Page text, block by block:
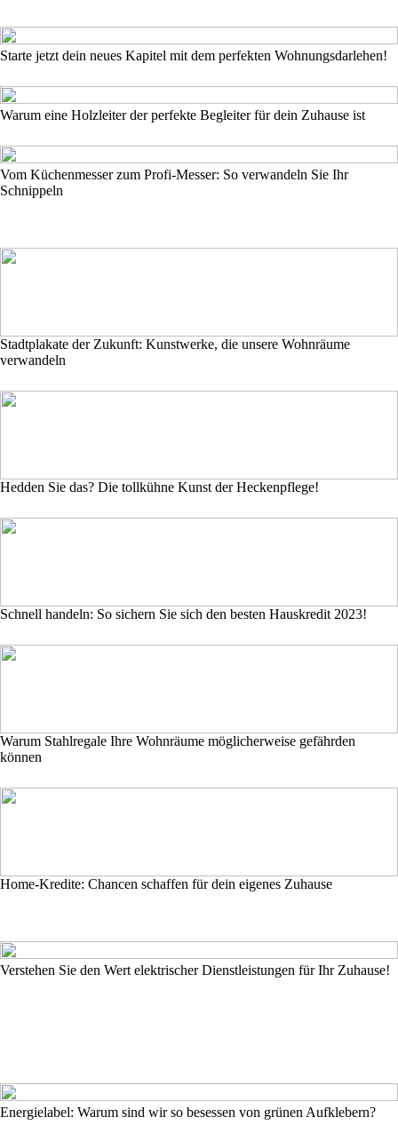
Starte jetzt dein neues Kapitel mit dem perfekten Wohnungsdarlehen!
Warum eine Holzleiter der perfekte Begleiter für dein Zuhause ist
Vom Küchenmesser zum Profi-Messer: So verwandeln Sie Ihr
Schnippeln
Stadtplakate der Zukunft: Kunstwerke, die unsere Wohnräume
verwandeln
Hedden Sie das? Die tollkühne Kunst der Heckenpflege!
Schnell handeln: So sichern Sie sich den besten Hauskredit 2023!
Warum Stahlregale Ihre Wohnräume möglicherweise gefährden
können
Home-Kredite: Chancen schaffen für dein eigenes Zuhause
Verstehen Sie den Wert elektrischer Dienstleistungen für Ihr Zuhause!
Energielabel: Warum sind wir so besessen von grünen Aufklebern?